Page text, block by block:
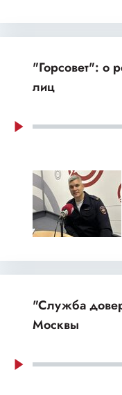
"Горсовет": о
лиц
"Служба
Москвы